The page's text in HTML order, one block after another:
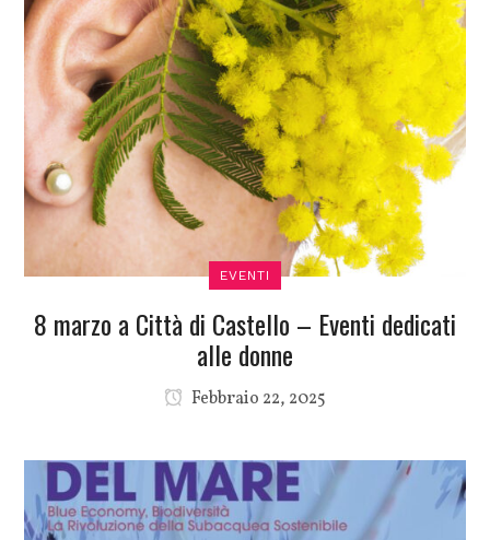
EVENTI
8 marzo a Città di Castello – Eventi dedicati
alle donne
Febbraio 22, 2025